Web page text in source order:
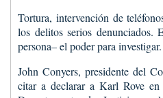
Tortura, intervención de
los delitos serios denunciados.
persona– el poder para investigar.
John Conyers, presidente del
citar a declarar a Karl Rove